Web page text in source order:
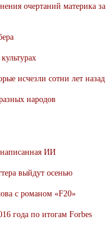
очертаний материка за
исчезли сотни лет назад
народов
ИИ
выйдут осенью
с романом «F20»
года по итогам Forbes